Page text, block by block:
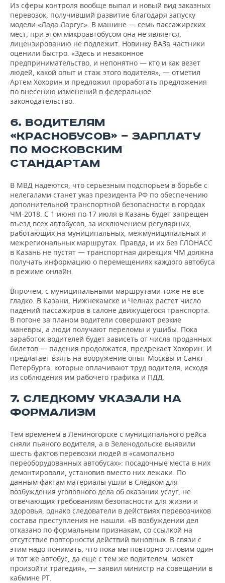
Из сферы контроля вообще выпал и новый вид заказных
перевозок, получивший развитие благодаря запуску
модели «Лада Ларгус». В машине — семь пассажирских
мест, при этом микроавтобусом она не является,
лицензированию не подлежит. Новинку ВАЗа частники
оценили быстро. «Здесь и незаконное
предпринимательство, и непонятно — кто и как везет
людей, какой опыт и стаж этого водителя», — отметил
Артем Хохорин и предложил проработать предложения
по внесению изменений в федеральное
законодательство.
6. ВОДИТЕЛЯМ
«КРАСНОБУСОВ» — ЗАРПЛАТУ
ПО МОСКОВСКИМ
СТАНДАРТАМ
В МВД надеются, что серьезным подспорьем в борьбе с
нелегалами станет указ президента РФ по обеспечению
дополнительной транспортной безопасности в городах
ЧМ-2018. С 1 июня по 17 июля в Казань будет запрещен
въезд всех автобусов, за исключением регулярных,
работающих на муниципальных, межмуниципальных и
межрегиональных маршрутах. Правда, и их без ГЛОНАСС
в Казань не пустят — транспортная дирекция ЧМ должна
получать информацию о перемещениях каждого автобуса
в режиме онлайн.
Впрочем, с муниципальными маршрутами тоже не все
гладко. В Казани, Нижнекамске и Челнах растет число
падений пассажиров в салоне движущегося транспорта.
В погоне за планом водители совершают резкие
маневры, а люди получают переломы и ушибы. Пока
заработок водителей будет зависеть от числа проданных
билетов — падения продолжатся, предрекает Хохорин. И
предлагает взять на вооружение опыт Москвы и Санкт-
Петербурга, которые оплачивают труд водителя, исходя
из соблюдения им рабочего графика и ПДД.
7. СЛЕДКОМУ УКАЗАЛИ НА
ФОРМАЛИЗМ
Тем временем в Лениногорске с муниципального рейса
сняли пьяного водителя, а в Зеленодольске выявили
шесть фактов перевозки людей в «самопально
переоборудованных автобусах»: посадочные места в них
демонтировали, установив вместо них лежаки. По
данным фактам материалы ушли в Следком для
возбуждения уголовного дела об оказании услуг, не
отвечающих требованиям безопасности для жизни и
здоровья, однако следователи в действиях перевозчиков
состава преступления не нашли. «В возбуждении дел
отказано по формальным признакам, со ссылкой на
отсутствие повторности действий виновных. В связи с
этим надо понимать, что пока мы повторно отловим один
и тот же автобус, да еще с тем же водителем, может
произойти трагедия», — заявил министр на совещании в
кабмине РТ.